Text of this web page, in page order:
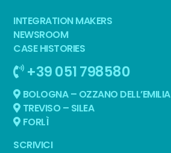
INTEGRATION MAKERS
NEWSROOM
CASE HISTORIES
+39 051 798580
BOLOGNA – OZZANO DELL’EMILIA
TREVISO – SILEA
FORLÌ
SCRIVICI